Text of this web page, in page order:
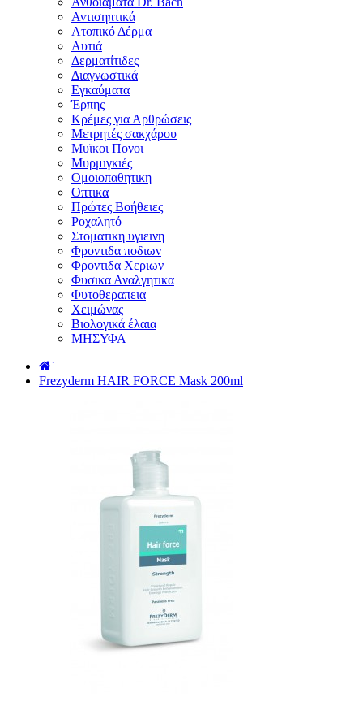
Αντισηπτικά
Ατοπικό Δέρμα
Αυτιά
Δερματίτιδες
Διαγνωστικά
Εγκαύματα
Έρπης
Κρέμες για Αρθρώσεις
Μετρητές σακχάρου
Μυϊκοι Πονοι
Μυρμιγκιές
Ομοιοπαθητικη
Οπτικα
Πρώτες Βοήθειες
Ροχαλητό
Στοματικη υγιεινη
Φροντιδα ποδιων
Φροντιδα Χεριων
Φυσικα Αναλγητικα
Φυτοθεραπεια
Χειμώνας
Βιολογικά έλαια
ΜΗΣΥΦΑ
˙
Frezyderm HAIR FORCE Mask 200ml